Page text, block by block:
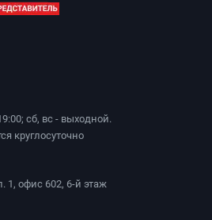
сб, вс - выходной.
круглосуточно
1, офис 602, 6-й этаж